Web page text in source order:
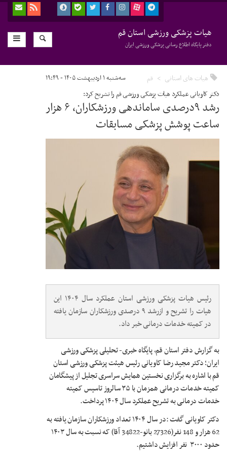
هیات پزشکی ورزشی استان قم
دفتر پایگاه اطلاع رسانی پزشکی ورزشی ایران
هیات های استانی قم سه‌شنبه ۱ اردیبهشت ۱۴۰۵ - ۱۹:۴۹
دکتر کاویانی عملکرد هیات پزشکی ورزشی قم را تشریح کرد:
رشد ۹درصدی ساماندهی ورزشکاران، ۶ هزار
ساعت پوشش پزشکی مسابقات
رئیس هیات پزشکی ورزشی استان عملکرد سال ۱۴۰۴ این
هیات را تشریح و ازرشد ۹ درصدی ورزشکاران سازمان یافته
در کمیته خدمات درمانی خبر داد.
به گزارش دفتر استان قم، پایگاه خبری- تحلیلی پزشکی ورزشی
ایران؛ دکتر مجید رضا کاویانی رئیس هیئت پزشکی ورزشی استان
قم با اشاره به برگزاری نخستین همایش سراسری تجلیل از پیشگامان
کمیته خدمات درمانی همزمان با ۳۵ سالروز تاسیس کمیته
خدمات درمانی به تشریح عملکرد سال ۱۴۰۴ پرداخت.
دکتر کاویانی گفت :در سال ۱۴۰۴ تعداد ورزشکاران سازمان یافته به
62 هزار و 148 نفر(27326 بانو-34822 آقا) که نسبت به سال ۱۴۰۳
حدود ۳۰۰۰ نفر افزایش داشتیم.